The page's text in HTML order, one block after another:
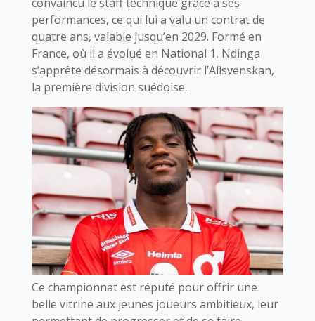
performances, ce qui lui a valu un contrat de
quatre ans, valable jusqu’en 2029. Formé en
France, où il a évolué en National 1, Ndinga
s’apprête désormais à découvrir l’Allsvenskan,
la première division suédoise.
Ce championnat est réputé pour offrir une
belle vitrine aux jeunes joueurs ambitieux, leur